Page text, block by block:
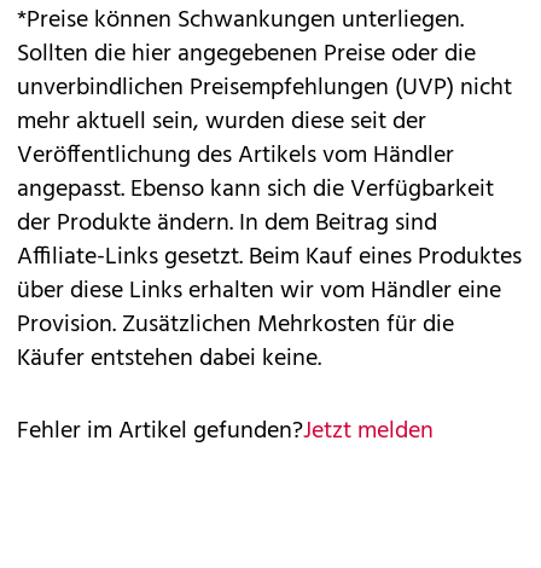
*Preise können Schwankungen unterliegen.
Sollten die hier angegebenen Preise oder die
unverbindlichen Preisempfehlungen (UVP) nicht
mehr aktuell sein, wurden diese seit der
Veröffentlichung des Artikels vom Händler
angepasst. Ebenso kann sich die Verfügbarkeit
der Produkte ändern. In dem Beitrag sind
Affiliate-Links gesetzt. Beim Kauf eines Produktes
über diese Links erhalten wir vom Händler eine
Provision. Zusätzlichen Mehrkosten für die
Käufer entstehen dabei keine.
Fehler im Artikel gefunden?Jetzt melden